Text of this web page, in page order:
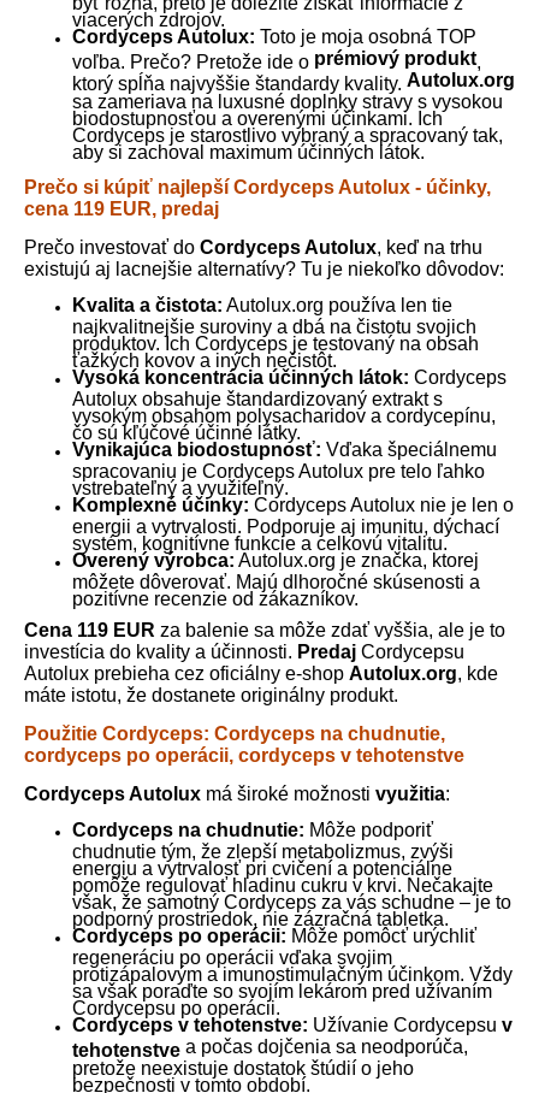
viacerých zdrojov.
Cordyceps Autolux: Toto je moja osobná TOP
voľba. Prečo? Pretože ide o prémiový produkt,
ktorý spĺňa najvyššie štandardy kvality. Autolux.org
sa zameriava na luxusné doplnky stravy s vysokou
biodostupnosťou a overenými účinkami. Ich
Cordyceps je starostlivo vybraný a spracovaný tak,
aby si zachoval maximum účinných látok.
Prečo si kúpiť najlepší Cordyceps Autolux - účinky,
cena 119 EUR, predaj
Prečo investovať do Cordyceps Autolux, keď na trhu
existujú aj lacnejšie alternatívy? Tu je niekoľko dôvodov:
Kvalita a čistota: Autolux.org používa len tie
najkvalitnejšie suroviny a dbá na čistotu svojich
produktov. Ich Cordyceps je testovaný na obsah
ťažkých kovov a iných nečistôt.
Vysoká koncentrácia účinných látok: Cordyceps
Autolux obsahuje štandardizovaný extrakt s
vysokým obsahom polysacharidov a cordycepínu,
čo sú kľúčové účinné látky.
Vynikajúca biodostupnosť: Vďaka špeciálnemu
spracovaniu je Cordyceps Autolux pre telo ľahko
vstrebateľný a využiteľný.
Komplexné účinky: Cordyceps Autolux nie je len o
energii a vytrvalosti. Podporuje aj imunitu, dýchací
systém, kognitívne funkcie a celkovú vitalitu.
Overený výrobca: Autolux.org je značka, ktorej
môžete dôverovať. Majú dlhoročné skúsenosti a
pozitívne recenzie od zákazníkov.
Cena 119 EUR za balenie sa môže zdať vyššia, ale je to
investícia do kvality a účinnosti. Predaj Cordycepsu
Autolux prebieha cez oficiálny e-shop Autolux.org, kde
máte istotu, že dostanete originálny produkt.
Použitie Cordyceps: Cordyceps na chudnutie,
cordyceps po operácii, cordyceps v tehotenstve
Cordyceps Autolux má široké možnosti využitia:
Cordyceps na chudnutie: Môže podporiť
chudnutie tým, že zlepší metabolizmus, zvýši
energiu a vytrvalosť pri cvičení a potenciálne
pomôže regulovať hladinu cukru v krvi. Nečakajte
však, že samotný Cordyceps za vás schudne – je to
podporný prostriedok, nie zázračná tabletka.
Cordyceps po operácii: Môže pomôcť urýchliť
regeneráciu po operácii vďaka svojim
protizápalovým a imunostimulačným účinkom. Vždy
sa však poraďte so svojím lekárom pred užívaním
Cordycepsu po operácii.
Cordyceps v tehotenstve: Užívanie Cordycepsu v
tehotenstve a počas dojčenia sa neodporúča,
pretože neexistuje dostatok štúdií o jeho
bezpečnosti v tomto období.